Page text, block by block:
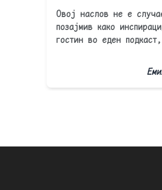
Овој наслов не е
позајмив како
гостин во еден